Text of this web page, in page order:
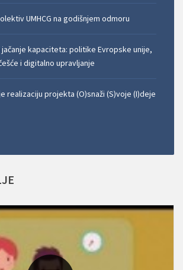
UMHCG na godišnjem odmoru
jačanje kapaciteta: politike Evropske unije,
i digitalno upravljanje
realizaciju projekta (O)snaži (S)voje (I)deje